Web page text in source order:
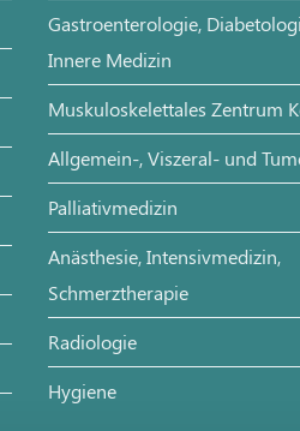
Gastroenterologie,
Innere Medizin
Muskuloskelettales Zentrum
Allgemein-, Viszeral- und
Palliativmedizin
Anästhesie, Intensivmedizin,
Schmerztherapie
Radiologie
Hygiene